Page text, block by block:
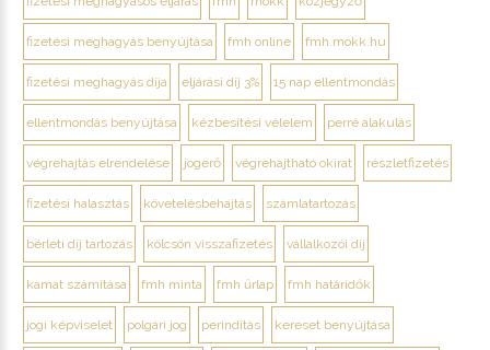
fizetési meghagyás benyújtása fmh online fmh.mokk.hu
fizetési meghagyás díja eljárási díj 3% 15 nap ellentmondás
ellentmondás benyújtása kézbesítési vélelem perré alakulás
végrehajtás elrendelése jogerő végrehajtható okirat részletfizetés
fizetési halasztás követelésbehajtás számlatartozás
bérleti díj tartozás kölcsön visszafizetés vállalkozói díj
kamat számítása fmh minta fmh űrlap fmh határidők
jogi képviselet polgári jog perindítás kereset benyújtása